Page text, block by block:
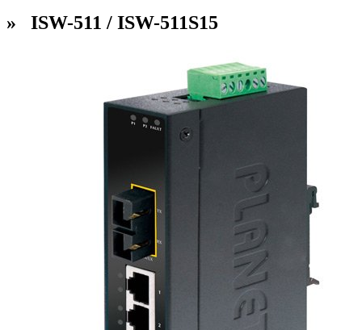
» ISW-511 / ISW-511S15